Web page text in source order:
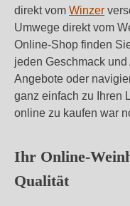
direkt vom Winzer
Umwege direkt vom
Online-Shop finden
jeden Geschmack
Angebote oder
ganz einfach zu Ihren
online zu kaufen war
Ihr Online-
Qualität